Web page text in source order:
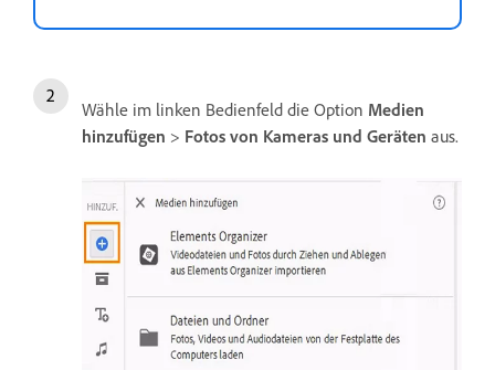
Wähle im linken Bedienfeld die Option Medien
hinzufügen > Fotos von Kameras und Geräten aus.